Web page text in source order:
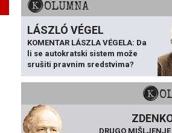
KOLUMNA
LÁSZLÓ VÉGEL
KOMENTAR LÁSZLA VÉGELA: Da
li se autokratski sistem može
srušiti pravnim sredstvima?
DRUGO